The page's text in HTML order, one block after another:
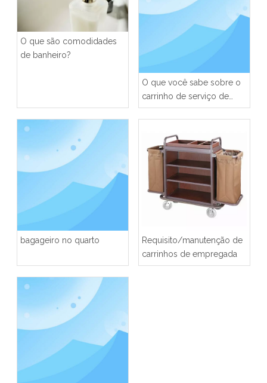
O que são comodidades
de banheiro?
O que você sabe sobre o
carrinho de serviço de
quarto de hotel?
bagageiro no quarto
Requisito/manutenção de
carrinhos de empregada